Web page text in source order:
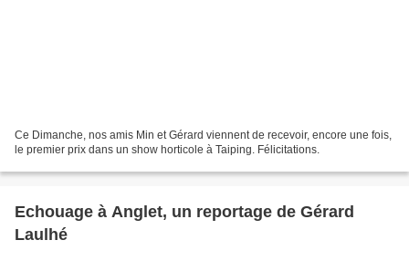
Ce Dimanche, nos amis Min et Gérard viennent de recevoir, encore une fois,
le premier prix dans un show horticole à Taiping. Félicitations.
Echouage à Anglet, un reportage de Gérard
Laulhé